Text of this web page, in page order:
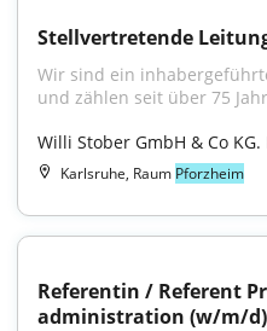
Stellvertretende
Wir sind ein
und zählen seit über 75
Willi Stober GmbH & Co
Karlsruhe, Raum Pforzheim
Referentin / Referent
administration (w/m/d)